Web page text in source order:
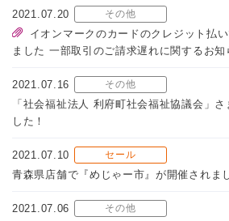
2021.07.20 その他
イオンマークのカードのクレジット払
ました 一部取引のご請求遅れに関するお知
2021.07.16 その他
「社会福祉法人 利府町社会福祉協議会」
した！
2021.07.10 セール
青森県店舗で『めじゃー市』が開催されま
2021.07.06 その他